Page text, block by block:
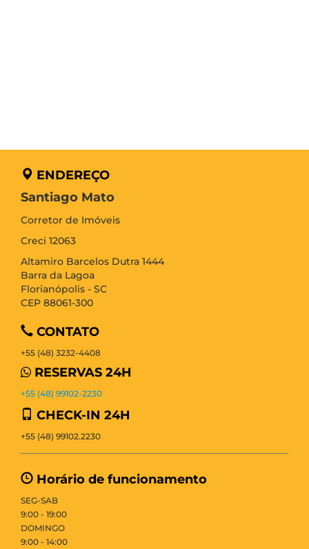
ENDEREÇO
Santiago Mato
Corretor de Imóveis
Creci 12063
Altamiro Barcelos Dutra 1444
Barra da Lagoa
Florianópolis - SC
CEP 88061-300
CONTATO
+55 (48) 3232-4408
RESERVAS 24H
+55 (48) 99102-2230
CHECK-IN 24H
+55 (48) 99102.2230
Horário de funcionamento
SEG-SAB
9:00 - 19:00
DOMINGO
9:00 - 14:00